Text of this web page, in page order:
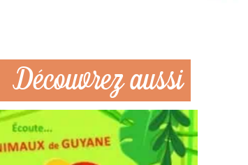
Découvrez aussi